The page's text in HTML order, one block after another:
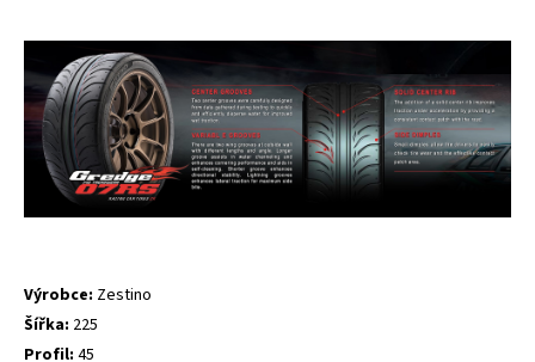
Výrobce: Zestino
Šířka: 225
Profil: 45